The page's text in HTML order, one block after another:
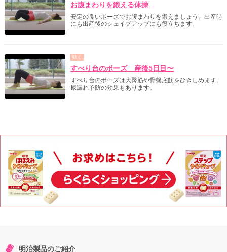
お腹まわりを鍛える体操
安定の良いポーズでお腹まわりを鍛えましょう。出産時
にも出産後のシェイプアップにも役立ちます。
動く
すべり台のポーズ 産後5日目〜
すべり台のポーズは大臀筋や骨盤底筋をひきしめます。
尿漏れ予防の効果もあります。
明治製品のご紹介